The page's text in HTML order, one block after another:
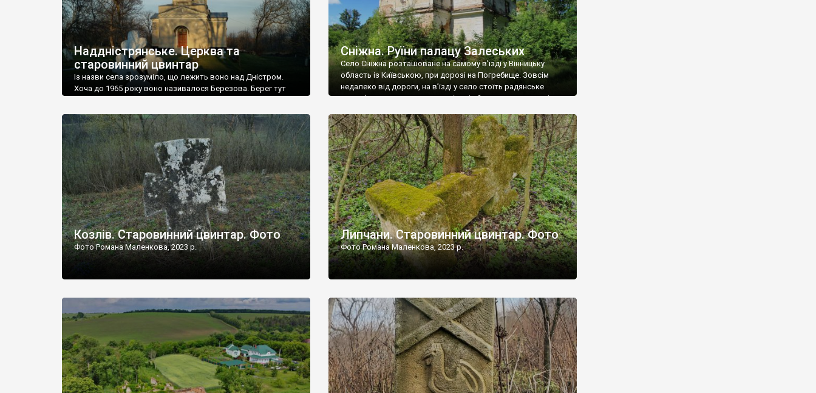
Наддністрянське. Церква та
старовинний цвинтар
Із назви села зрозуміло, що лежить воно над Дністром.
Хоча до 1965 року воно називалося Березова. Берег тут
Наддністрянське відрізняється від більшості навколишніх
сіл. У селі є мурована Михайлівська церква. Точної дати […]
Сніжна. Руїни палацу Залеських
Село Сніжна розташоване на самому в’їзді у Вінницьку
область із Київською, при дорозі на Погребище. Зовсім
недалеко від дороги, на в’їзді у село стоїть радянське
рельєфне пано, яке показує жінку і яблуню, а трохи далі,
дороги їх не видно, але видно дві стареньких колії у траві –
[…]
Козлів. Старовинний цвинтар. Фото
Фото Романа Маленкова, 2023 р.
Липчани. Старовинний цвинтар. Фото
Фото Романа Маленкова, 2023 р.